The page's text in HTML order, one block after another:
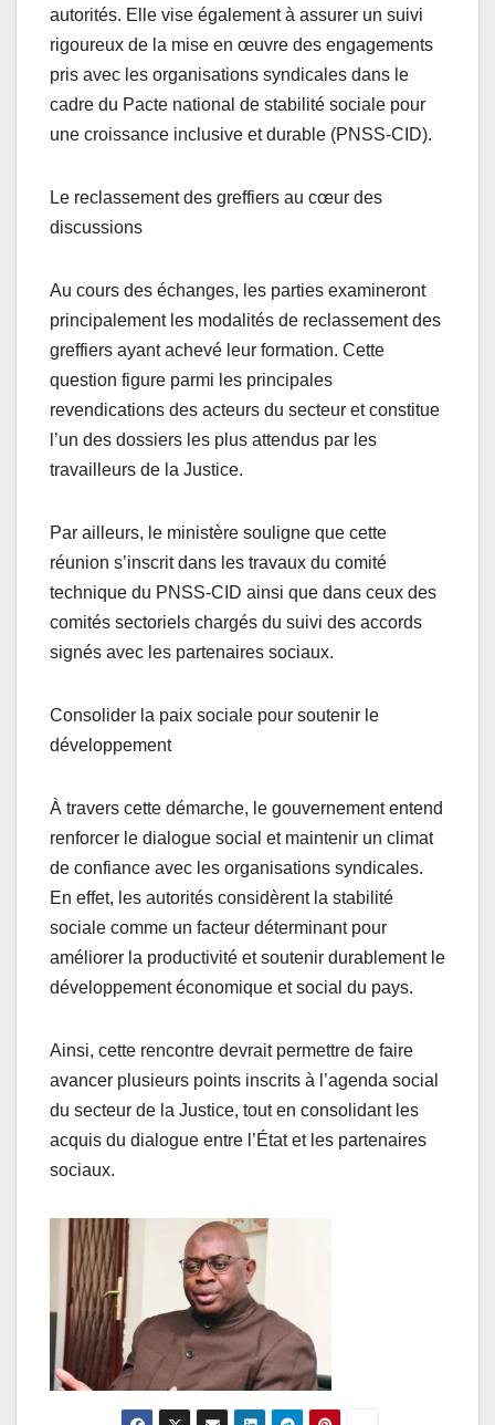
autorités. Elle vise également à assurer un suivi
rigoureux de la mise en œuvre des engagements
pris avec les organisations syndicales dans le
cadre du Pacte national de stabilité sociale pour
une croissance inclusive et durable (PNSS-CID).
Le reclassement des greffiers au cœur des
discussions
Au cours des échanges, les parties examineront
principalement les modalités de reclassement des
greffiers ayant achevé leur formation. Cette
question figure parmi les principales
revendications des acteurs du secteur et constitue
l’un des dossiers les plus attendus par les
travailleurs de la Justice.
Par ailleurs, le ministère souligne que cette
réunion s’inscrit dans les travaux du comité
technique du PNSS-CID ainsi que dans ceux des
comités sectoriels chargés du suivi des accords
signés avec les partenaires sociaux.
Consolider la paix sociale pour soutenir le
développement
À travers cette démarche, le gouvernement entend
renforcer le dialogue social et maintenir un climat
de confiance avec les organisations syndicales.
En effet, les autorités considèrent la stabilité
sociale comme un facteur déterminant pour
améliorer la productivité et soutenir durablement le
développement économique et social du pays.
Ainsi, cette rencontre devrait permettre de faire
avancer plusieurs points inscrits à l’agenda social
du secteur de la Justice, tout en consolidant les
acquis du dialogue entre l’État et les partenaires
sociaux.